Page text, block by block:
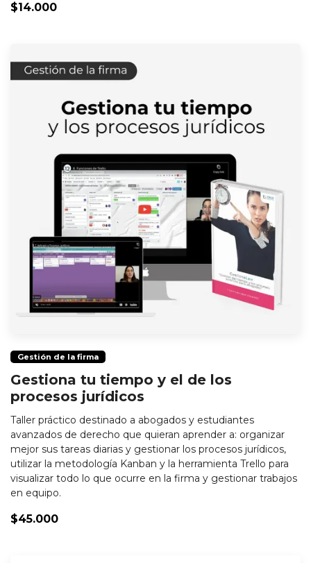
$14.000
Gestión de la firma
Gestiona tu tiempo y el de los
procesos jurídicos
Taller práctico destinado a abogados y estudiantes
avanzados de derecho que quieran aprender a: organizar
mejor sus tareas diarias y gestionar los procesos jurídicos,
utilizar la metodología Kanban y la herramienta Trello para
visualizar todo lo que ocurre en la firma y gestionar trabajos
en equipo.
$45.000